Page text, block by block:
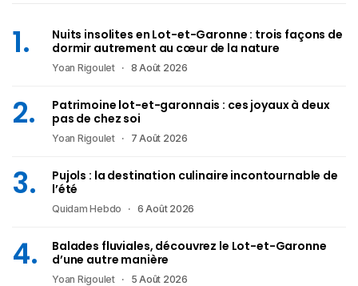
Nuits insolites en Lot-et-Garonne : trois façons de
dormir autrement au cœur de la nature
Yoan Rigoulet 8 Août 2026
Patrimoine lot-et-garonnais : ces joyaux à deux
pas de chez soi
Yoan Rigoulet 7 Août 2026
Pujols : la destination culinaire incontournable de
l’été
Quidam Hebdo 6 Août 2026
Balades fluviales, découvrez le Lot-et-Garonne
d’une autre manière
Yoan Rigoulet 5 Août 2026